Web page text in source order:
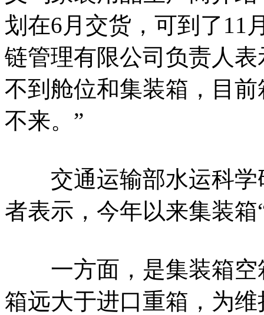
划在6月交货，可到了11
链管理有限公司负责人
不到舱位和集装箱，目
不来。”
交通运输部水运科学
者表示，今年以来集装
一方面，是集装箱空
箱远大于进口重箱，为